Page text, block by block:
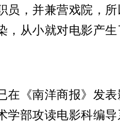
员，并兼营戏院，
，从小就对电影产
在《南洋商报》发
学部攻读电影科编